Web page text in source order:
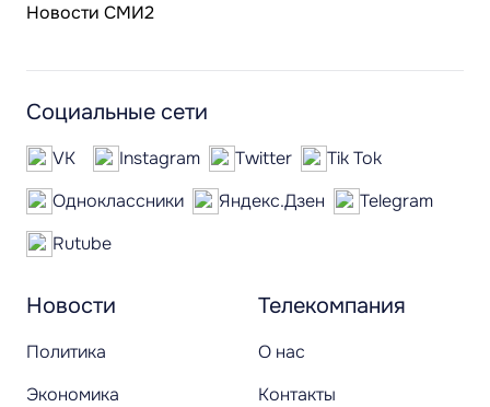
Новости СМИ2
Новости
Политика
Экономика
Телекомпания
О нас
Контакты
Социальные сети
VK Instagram Twitter
Tik Tok
Одноклассники
Яндекс.Дзен
Telegram
Rutube